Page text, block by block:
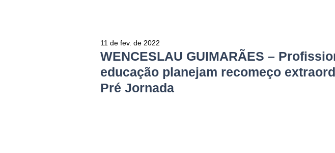
WENCESLAU GUIMARÃES –
educação planejam recomeço
Pré Jornada
11 de fev. de 2022